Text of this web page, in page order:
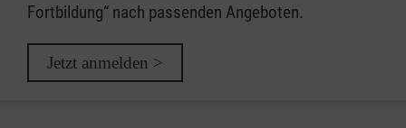
Fortbildung“ nach passenden Angeboten.
Jetzt anmelden >